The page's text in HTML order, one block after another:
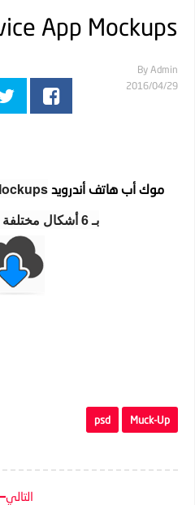
App Mockups
By Admin
29‏/04‏/2016
موك أب هاتف أندرويد
بـ 6 أشكال مختلفة رابط التحميل
Muck-Up
psd
التالي